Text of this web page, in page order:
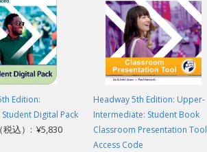
Edition:
Digital Pack
税込）: ¥5,830
Headway 5th Edition: Upper-
Intermediate: Student Book
Classroom Presentation Tool
Access Code